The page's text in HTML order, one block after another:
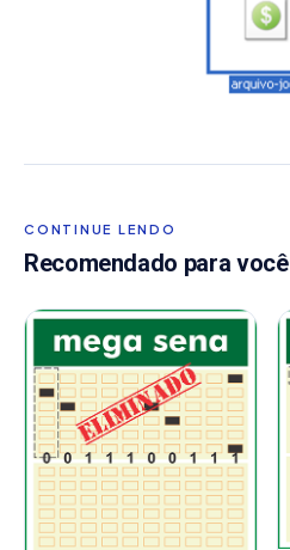
CONTINUE LENDO
Recomendado para você